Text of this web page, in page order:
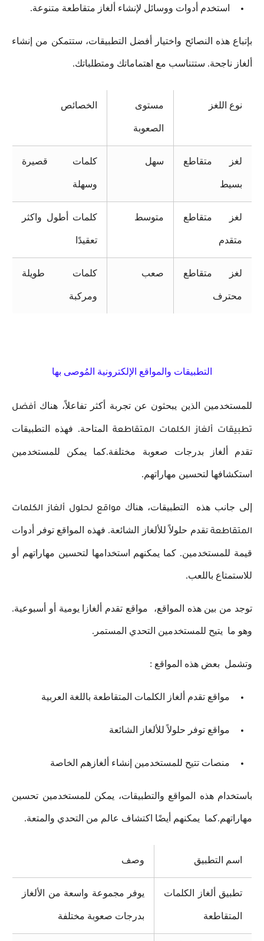
استخدم أدوات ووسائل لإنشاء ألغاز متقاطعة متنوعة.
بإتباع هذه النصائح واختيار أفضل التطبيقات، ستتمكن من إنشاء
ألغاز ناجحة. ستتناسب مع اهتماماتك ومتطلباتك.
نوع اللغز مستوى
الصعوبة
الخصائص
لغز متقاطع
بسيط
سهل كلمات قصيرة
وسهلة
لغز متقاطع
متقدم
متوسط كلمات أطول واكثر
تعقيدًا
لغز متقاطع
محترف
صعب كلمات طويلة
ومركبة
التطبيقات والمواقع الإلكترونية المُوصى بها
للمستخدمين الذين يبحثون عن تجربة أكثر تفاعلاً، هناك أفضل
تطبيقات ألغاز الكلمات المتقاطعة المتاحة. فهذه التطبيقات
تقدم ألغاز بدرجات صعوبة مختلفة.كما يمكن للمستخدمين
استكشافها لتحسين مهاراتهم.
إلى جانب هذه التطبيقات، هناك مواقع لحلول ألغاز الكلمات
المتقاطعة تقدم حلولاً للألغاز الشائعة. فهذه المواقع توفر أدوات
قيمة للمستخدمين. كما يمكنهم استخدامها لتحسين مهاراتهم أو
للاستمتاع باللعب.
توجد من بين هذه المواقع، مواقع تقدم ألغازا يومية أو أسبوعية.
وهو ما يتيح للمستخدمين التحدي المستمر.
وتشمل بعض هذه المواقع :
مواقع تقدم ألغاز الكلمات المتقاطعة باللغة العربية
مواقع توفر حلولاً للألغاز الشائعة
منصات تتيح للمستخدمين إنشاء ألغازهم الخاصة
باستخدام هذه المواقع والتطبيقات، يمكن للمستخدمين تحسين
مهاراتهم.كما يمكنهم أيضًا اكتشاف عالم من التحدي والمتعة.
اسم التطبيق وصف
تطبيق ألغاز الكلمات
المتقاطعة
يوفر مجموعة واسعة من الألغاز
بدرجات صعوبة مختلفة